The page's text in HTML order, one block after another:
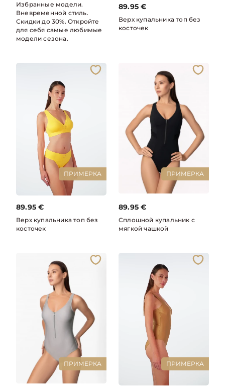
Избранные модели.
Вневременной стиль.
Скидки до 30%. Откройте
для себя самые любимые
модели сезона.
89.95 €
Верх купальника топ без
косточек
ПРИМЕРКА
89.95 €
Верх купальника топ без
косточек
ПРИМЕРКА
89.95 €
Сплошной купальник с
мягкой чашкой
ПРИМЕРКА ПРИМЕРКА